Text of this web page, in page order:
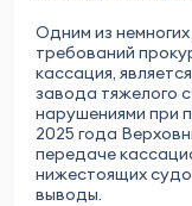
Одним из
требований
кассация,
завода тяжелого
нарушениями при
2025 года
передаче
нижестоящих
выводы.